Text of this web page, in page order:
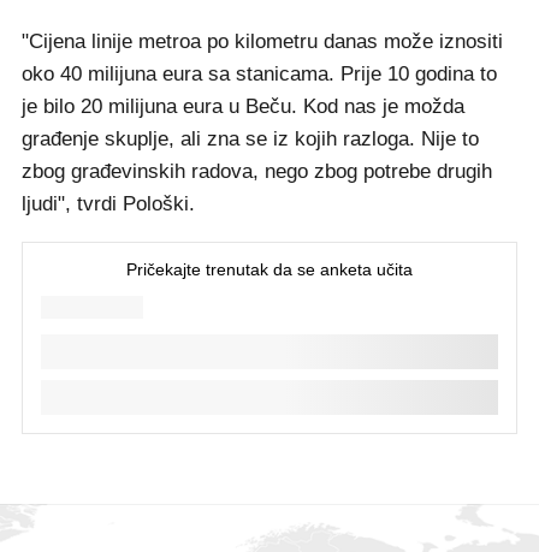
"Cijena linije metroa po kilometru danas može iznositi
oko 40 milijuna eura sa stanicama. Prije 10 godina to
je bilo 20 milijuna eura u Beču. Kod nas je možda
građenje skuplje, ali zna se iz kojih razloga. Nije to
zbog građevinskih radova, nego zbog potrebe drugih
ljudi", tvrdi Pološki.